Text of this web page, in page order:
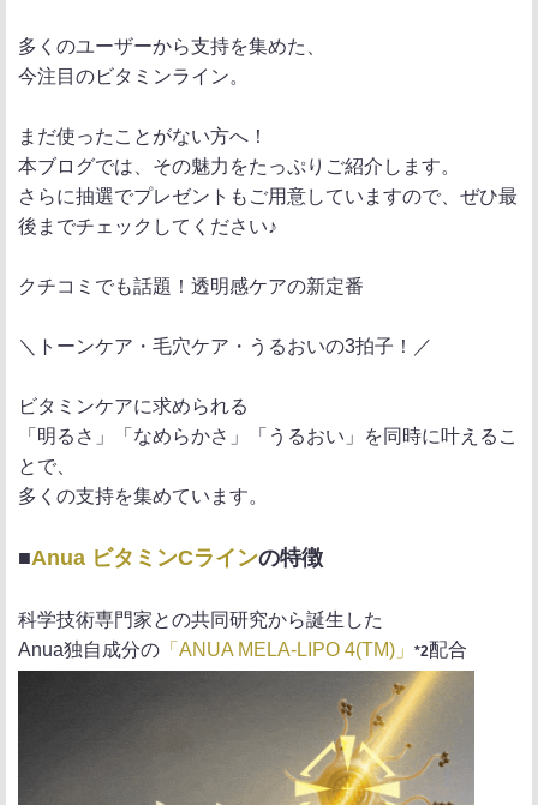
多くのユーザーから支持を集めた、
今注目のビタミンライン。
まだ使ったことがない方へ！
本ブログでは、その魅力をたっぷりご紹介します。
さらに抽選でプレゼントもご用意していますので、ぜひ最
後までチェックしてください♪
クチコミでも話題！透明感ケアの新定番
＼トーンケア・毛穴ケア・うるおいの3拍子！／
ビタミンケアに求められる
「明るさ」「なめらかさ」「うるおい」を同時に叶えるこ
とで、
多くの支持を集めています。
■Anua ビタミンCラインの特徴
科学技術専門家との共同研究から誕生した
Anua独自成分の 「ANUA MELA-LIPO 4(TM)」 *2配合